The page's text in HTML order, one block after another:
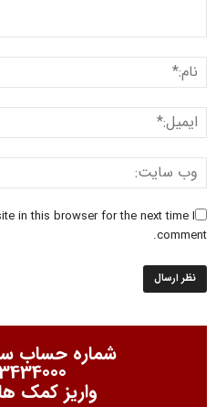
in this browser for the next time I
comment.
شماره حساب
واریز کمک